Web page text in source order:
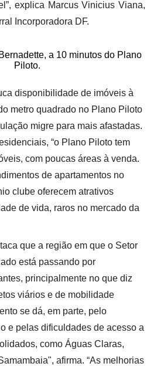
explica Marcus Vinicius Viana,
Incorporadora DF.
a 10 minutos do Plano
Piloto.
disponibilidade de imóveis à
metro quadrado no Plano Piloto
migre para mais afastadas.
“o Plano Piloto tem
com poucas áreas à venda.
de apartamentos no
clube oferecem atrativos
de vida, raros no mercado da
que a região em que o Setor
está passando por
principalmente no que diz
viários e de mobilidade
se dá, em parte, pelo
e pelas dificuldades de acesso a
como Águas Claras,
afirma. “As melhorias